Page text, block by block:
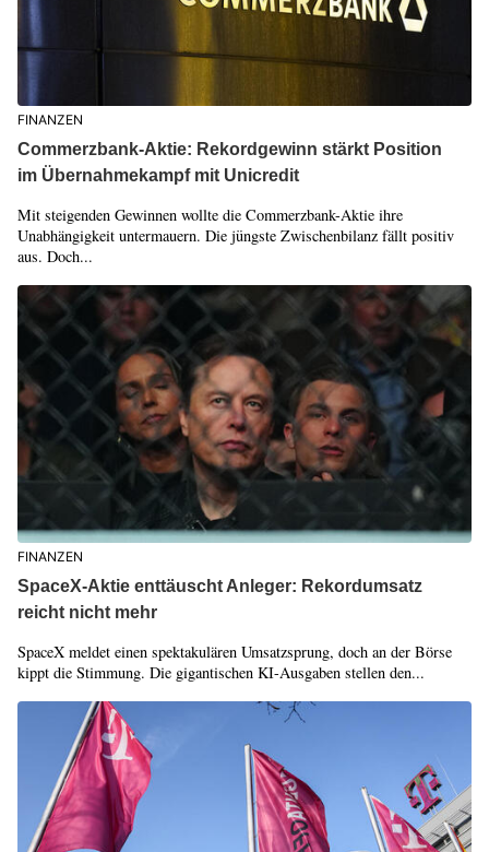
FINANZEN
Commerzbank-Aktie: Rekordgewinn stärkt Position
im Übernahmekampf mit Unicredit
Mit steigenden Gewinnen wollte die Commerzbank-Aktie ihre
Unabhängigkeit untermauern. Die jüngste Zwischenbilanz fällt positiv
aus. Doch...
FINANZEN
SpaceX-Aktie enttäuscht Anleger: Rekordumsatz
reicht nicht mehr
SpaceX meldet einen spektakulären Umsatzsprung, doch an der Börse
kippt die Stimmung. Die gigantischen KI-Ausgaben stellen den...